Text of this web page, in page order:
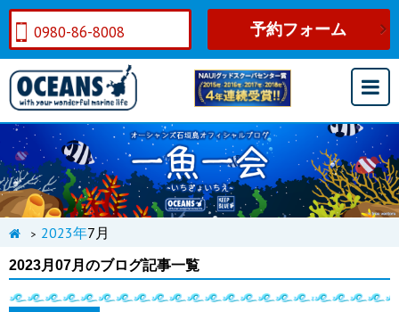
0980-86-8008 予約フォーム
> 2023年7月
2023月07月のブログ記事一覧